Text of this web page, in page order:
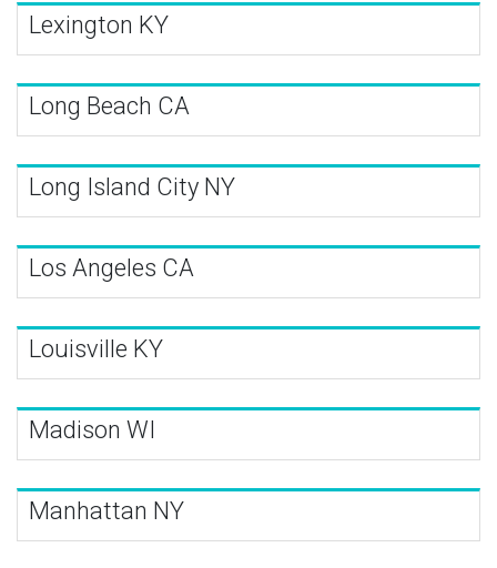
Lexington KY
Long Beach CA
Long Island City NY
Los Angeles CA
Louisville KY
Madison WI
Manhattan NY